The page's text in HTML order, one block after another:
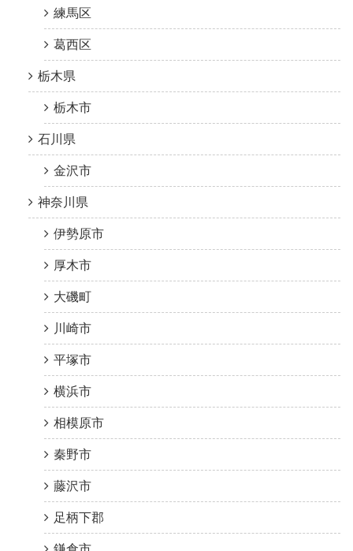
練馬区
葛西区
栃木県
栃木市
石川県
金沢市
神奈川県
伊勢原市
厚木市
大磯町
川崎市
平塚市
横浜市
相模原市
秦野市
藤沢市
足柄下郡